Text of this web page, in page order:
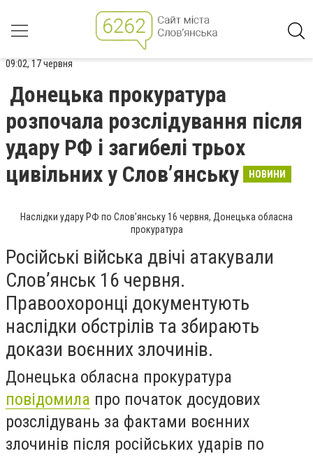
09:02, 17 червня
Донецька прокуратура
розпочала розслідування після
удару РФ і загибелі трьох
цивільних у Слов’янську
НОВИНИ
Наслідки удару РФ по Слов’янську 16 червня, Донецька обласна
прокуратура
Російські війська двічі атакували
Слов’янськ 16 червня.
Правоохоронці документують
наслідки обстрілів та збирають
докази воєнних злочинів.
Донецька обласна прокуратура
повідомила про початок досудових
розслідувань за фактами воєнних
злочинів після російських ударів по